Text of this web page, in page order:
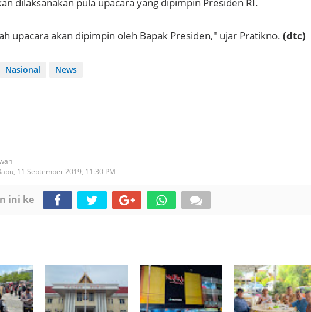
upacara akan dipimpin oleh Bapak Presiden," ujar Pratikno. (dtc)
Nasional News
11 September 2019, 11:30 PM
ini ke